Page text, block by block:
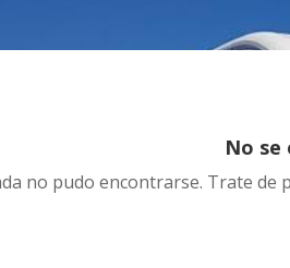
No
no pudo encontrarse. Trate de